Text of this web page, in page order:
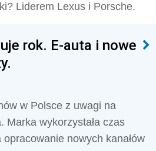
Liderem Lexus i Porsche.
rok. E-auta i nowe
w Polsce z uwagi na
Marka wykorzystała czas
nowych kanałów